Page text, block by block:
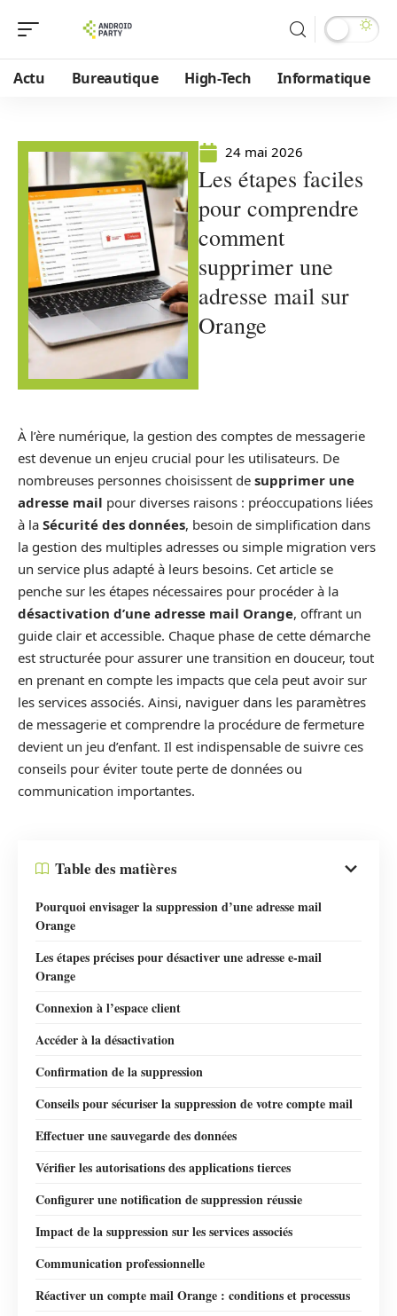
Actu Bureautique High-Tech Informatique
24 mai 2026
Les étapes faciles
pour comprendre
comment
supprimer une
adresse mail sur
Orange
À l’ère numérique, la gestion des comptes de messagerie
est devenue un enjeu crucial pour les utilisateurs. De
nombreuses personnes choisissent de supprimer une
adresse mail pour diverses raisons : préoccupations liées
à la Sécurité des données, besoin de simplification dans
la gestion des multiples adresses ou simple migration vers
un service plus adapté à leurs besoins. Cet article se
penche sur les étapes nécessaires pour procéder à la
désactivation d’une adresse mail Orange, offrant un
guide clair et accessible. Chaque phase de cette démarche
est structurée pour assurer une transition en douceur, tout
en prenant en compte les impacts que cela peut avoir sur
les services associés. Ainsi, naviguer dans les paramètres
de messagerie et comprendre la procédure de fermeture
devient un jeu d’enfant. Il est indispensable de suivre ces
conseils pour éviter toute perte de données ou
communication importantes.
Table des matières
Pourquoi envisager la suppression d’une adresse mail
Orange
Les étapes précises pour désactiver une adresse e-mail
Orange
Connexion à l’espace client
Accéder à la désactivation
Confirmation de la suppression
Conseils pour sécuriser la suppression de votre compte mail
Effectuer une sauvegarde des données
Vérifier les autorisations des applications tierces
Configurer une notification de suppression réussie
Impact de la suppression sur les services associés
Communication professionnelle
Réactiver un compte mail Orange : conditions et processus